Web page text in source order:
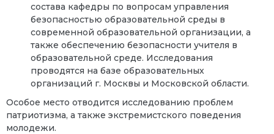
состава кафедры по вопросам управления
безопасностью образовательной среды в
современной образовательной организации, а
также обеспечению безопасности учителя в
образовательной среде. Исследования
проводятся на базе образовательных
организаций г. Москвы и Московской области.
Особое место отводится исследованию проблем
патриотизма, а также экстремистского поведения
молодежи.